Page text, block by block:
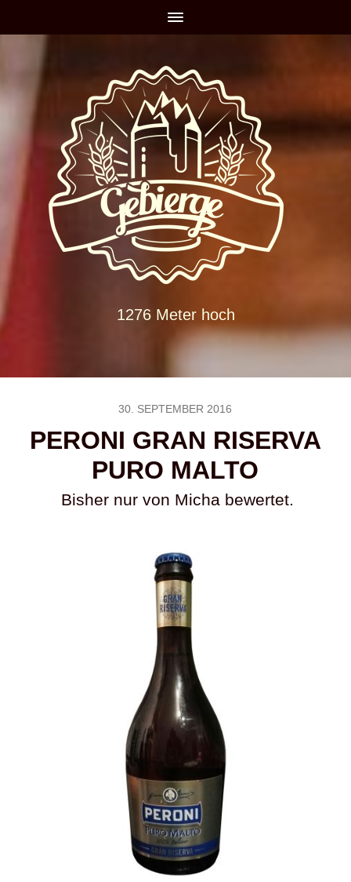
1276 Meter hoch
30. SEPTEMBER 2016
PERONI GRAN RISERVA
PURO MALTO
Bisher nur von Micha bewertet.